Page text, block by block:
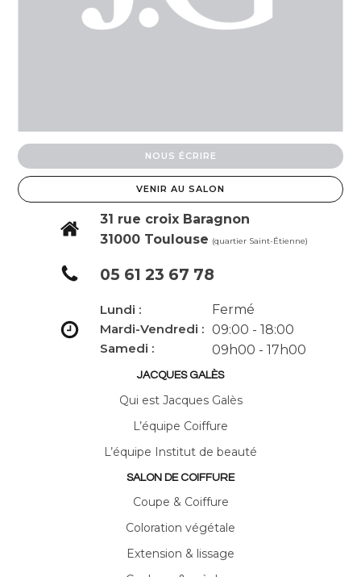
NOUS ÉCRIRE
VENIR AU SALON
31 rue croix Baragnon
31000 Toulouse (quartier Saint-Étienne)
05 61 23 67 78
Lundi :
Mardi-Vendredi :
Samedi :
Fermé
09:00 - 18:00
09h00 - 17h00
JACQUES GALÈS
Qui est Jacques Galès
L’équipe Coiffure
L’équipe Institut de beauté
SALON DE COIFFURE
Coupe & Coiffure
Coloration végétale
Extension & lissage